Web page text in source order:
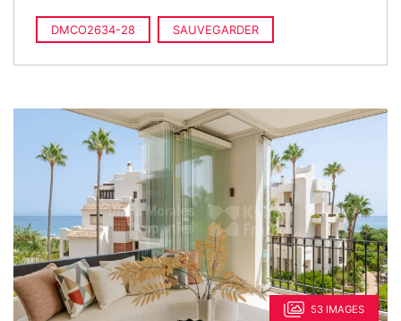
DMCO2634-28 SAUVEGARDER
53 IMAGES